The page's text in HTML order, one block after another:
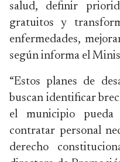
salud, definir
gratuitos y
enfermedades,
según informa el
“Estos planes de
buscan identificar
el municipio
contratar personal
derecho